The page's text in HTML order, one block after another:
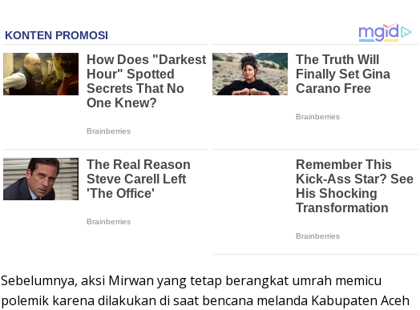
Sebelumnya, aksi Mirwan yang tetap berangkat umrah memicu
polemik karena dilakukan di saat bencana melanda Kabupaten Aceh